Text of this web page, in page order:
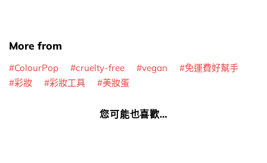
More from
ColourPop cruelty-free vegan
免運費好幫手
彩妝
彩妝工具 美妝蛋
您可能也喜歡…